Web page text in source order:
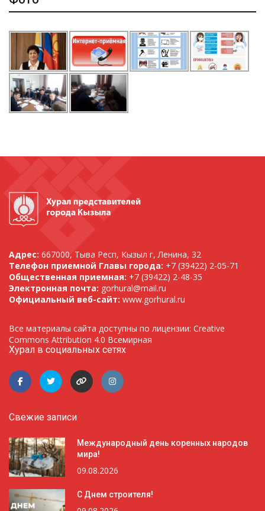
Адрес: 667000, Тыва Респ, Кызыл г, Ленина, 32
Телефон приемной Главы города: +7 (39422) 2-05-71
Общественная приемная: +7 (39422) 2-48-35
Электронная почта: gorhural@mail.ru
Официальный веб-сайт: www.gorhural.ru
Все материалы сайта доступны по лицензии: Creative
Commons Attribution 4.0 Всемирная
Хурал в социальных сетях
Свежие записи
Международный день коренных народов
мира!
09.08.2026
С Днем строителя!